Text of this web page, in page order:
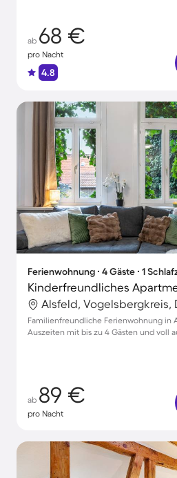
ab 68 €
pro Nacht
4.8
Ferienwohnung ∙ 4 Gäste ∙ 1
Alsfeld, Vogelsbergkreis,
Familienfreundliche Ferienwohnung in
Auszeiten mit bis zu 4 Gästen und voll
ab 89 €
pro Nacht